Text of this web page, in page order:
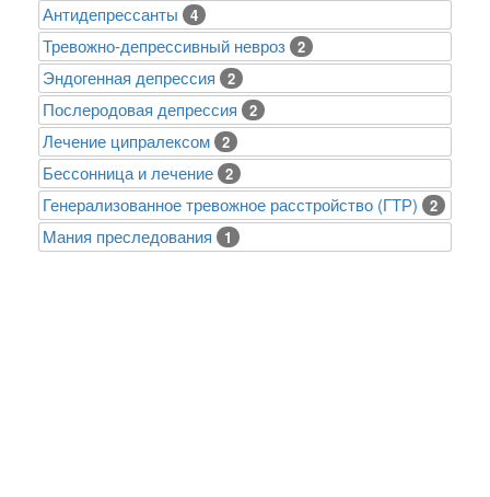
Антидепрессанты 4
Тревожно-депрессивный невроз 2
Эндогенная депрессия 2
Послеродовая депрессия 2
Лечение ципралексом 2
Бессонница и лечение 2
Генерализованное тревожное расстройство (ГТР) 2
Mания преследования 1